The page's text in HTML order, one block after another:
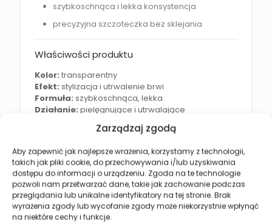
Zarządzaj zgodą
Aby zapewnić jak najlepsze wrażenia, korzystamy z technologii,
takich jak pliki cookie, do przechowywania i/lub uzyskiwania
dostępu do informacji o urządzeniu. Zgoda na te technologie
pozwoli nam przetwarzać dane, takie jak zachowanie podczas
przeglądania lub unikalne identyfikatory na tej stronie. Brak
wyrażenia zgody lub wycofanie zgody może niekorzystnie wpłynąć
na niektóre cechy i funkcje.
szybkoschnąca i lekka konsystencja
precyzyjna szczoteczka bez sklejania
Właściwości produktu
Kolor: transparentny
Efekt: stylizacja i utrwalenie brwi
Formuła: szybkoschnąca, lekka
Działanie:pielęgnujące i utrwalające
olejek arganowy
Efekt po zastosowaniu
Transparentny żel do stylizacji brwi REVERS OH! MY
BROW zapewnia:
naturalnie podkreślone brwi